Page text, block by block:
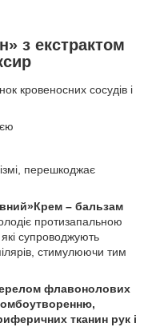
з екстрактом
кровеносних сосудів і
перешкоджає
Крем – бальзам
протизапальною
супроводжують
стимулюючи тим
флавонолових
тканин рук і